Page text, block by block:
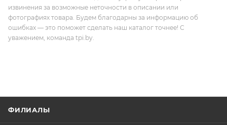
извинения за возможные неточности в описании или
фотографиях товара. Будем благодарны за информацию об
ошибках — это поможет сделать наш каталог точнее! С
уважением, команда tpi.by.
ФИЛИАЛЫ